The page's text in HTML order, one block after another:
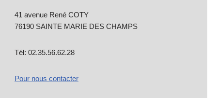
41 avenue René COTY
76190 SAINTE MARIE DES CHAMPS
Tél: 02.35.56.62.28
Pour nous contacter